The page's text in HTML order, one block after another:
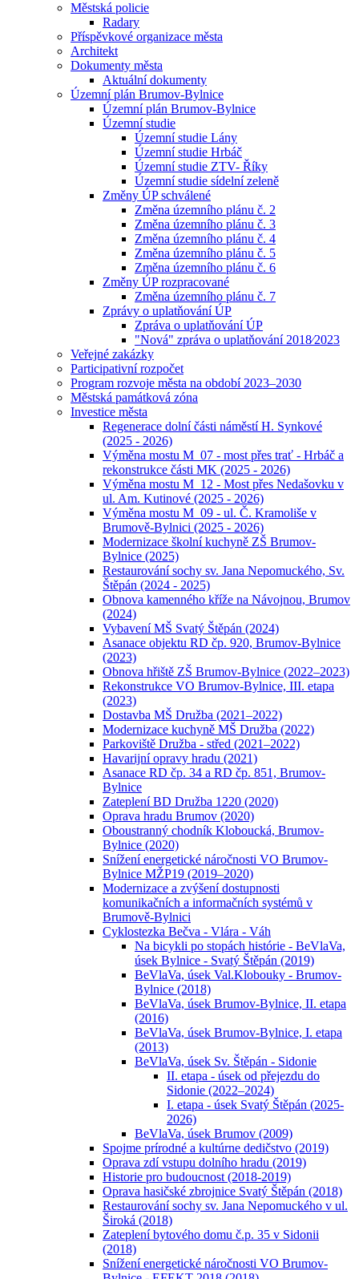
Městská policie
Radary
Příspěvkové organizace města
Architekt
Dokumenty města
Aktuální dokumenty
Územní plán Brumov-Bylnice
Územní plán Brumov-Bylnice
Územní studie
Územní studie Lány
Územní studie Hrbáč
Územní studie ZTV- Říky
Územní studie sídelní zeleně
Změny ÚP schválené
Změna územního plánu č. 2
Změna územního plánu č. 3
Změna územního plánu č. 4
Změna územního plánu č. 5
Změna územního plánu č. 6
Změny ÚP rozpracované
Změna územního plánu č. 7
Zprávy o uplatňování ÚP
Zpráva o uplatňování ÚP
"Nová" zpráva o uplatňování 2018⁄2023
Veřejné zakázky
Participativní rozpočet
Program rozvoje města na období 2023–2030
Městská památková zóna
Investice města
Regenerace dolní části náměstí H. Synkové
(2025 - 2026)
Výměna mostu M_07 - most přes trať - Hrbáč a
rekonstrukce části MK (2025 - 2026)
Výměna mostu M_12 - Most přes Nedašovku v
ul. Am. Kutinové (2025 - 2026)
Výměna mostu M_09 - ul. Č. Kramoliše v
Brumově-Bylnici (2025 - 2026)
Modernizace školní kuchyně ZŠ Brumov-
Bylnice (2025)
Restaurování sochy sv. Jana Nepomuckého, Sv.
Štěpán (2024 - 2025)
Obnova kamenného kříže na Návojnou, Brumov
(2024)
Vybavení MŠ Svatý Štěpán (2024)
Asanace objektu RD čp. 920, Brumov-Bylnice
(2023)
Obnova hřiště ZŠ Brumov-Bylnice (2022–2023)
Rekonstrukce VO Brumov-Bylnice, III. etapa
(2023)
Dostavba MŠ Družba (2021–2022)
Modernizace kuchyně MŠ Družba (2022)
Parkoviště Družba - střed (2021–2022)
Havarijní opravy hradu (2021)
Asanace RD čp. 34 a RD čp. 851, Brumov-
Bylnice
Zateplení BD Družba 1220 (2020)
Oprava hradu Brumov (2020)
Oboustranný chodník Kloboucká, Brumov-
Bylnice (2020)
Snížení energetické náročnosti VO Brumov-
Bylnice MŽP19 (2019–2020)
Modernizace a zvýšení dostupnosti
komunikačních a informačních systémů v
Brumově-Bylnici
Cyklostezka Bečva - Vlára - Váh
Na bicykli po stopách histórie - BeVlaVa,
úsek Bylnice - Svatý Štěpán (2019)
BeVlaVa, úsek Val.Klobouky - Brumov-
Bylnice (2018)
BeVlaVa, úsek Brumov-Bylnice, II. etapa
(2016)
BeVlaVa, úsek Brumov-Bylnice, I. etapa
(2013)
BeVlaVa, úsek Sv. Štěpán - Sidonie
II. etapa - úsek od přejezdu do
Sidonie (2022–2024)
I. etapa - úsek Svatý Štěpán (2025-
2026)
BeVlaVa, úsek Brumov (2009)
Spojme prírodné a kultúrne dedičstvo (2019)
Oprava zdí vstupu dolního hradu (2019)
Historie pro budoucnost (2018-2019)
Oprava hasičské zbrojnice Svatý Štěpán (2018)
Restaurování sochy sv. Jana Nepomuckého v ul.
Široká (2018)
Zateplení bytového domu č.p. 35 v Sidonii
(2018)
Snížení energetické náročnosti VO Brumov-